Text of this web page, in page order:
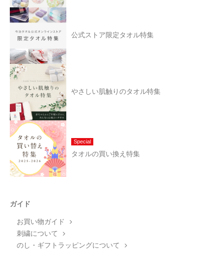
公式ストア限定タオル特集
やさしい肌触りのタオル特集
Special
タオルの買い換え特集
ガイド
お買い物ガイド
刺繍について
のし・ギフトラッピングについて